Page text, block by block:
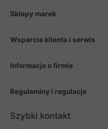
Sklepy marek
Wsparcie klienta i serwis
Informacje o firmie
Regulaminy i regulacje
Szybki kontakt